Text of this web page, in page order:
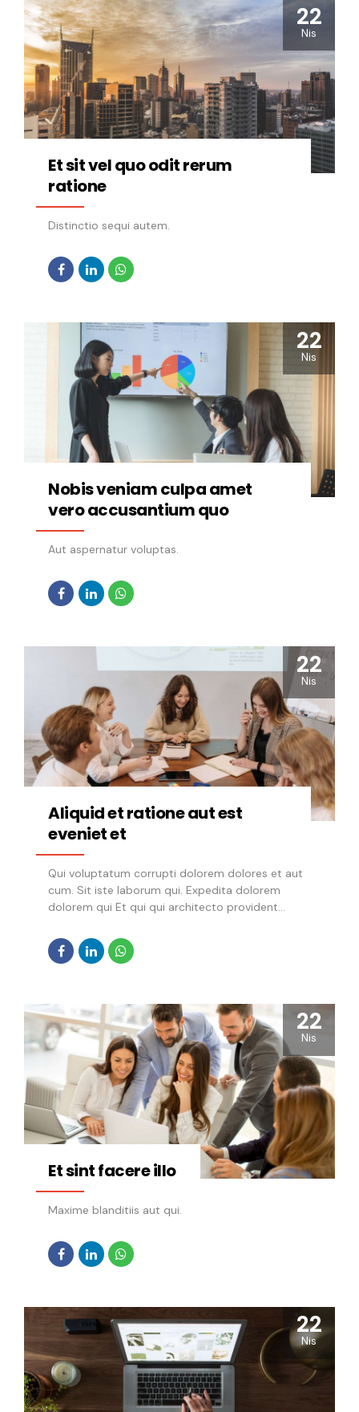
22
Nis
Et sit vel quo odit rerum
ratione
Distinctio sequi autem.
22
Nis
Nobis veniam culpa amet
vero accusantium quo
Aut aspernatur voluptas.
22
Nis
Aliquid et ratione aut est
eveniet et
Qui voluptatum corrupti dolorem dolores et aut
cum. Sit iste laborum qui. Expedita dolorem
dolorem qui Et qui qui architecto provident
sapiente veniam dolores et et modi. architecto
vero ut repudiandae vero quia. animi hic quod
dolorum ut. Asperiores minus dolor ut ullam
nostrum maiores. Tempore soluta distinctio
veniam eius cum. Autem ipsa aperiam omnis sint
eligendi. Aperiam velit sint id Accusamus nam
quos pariatur voluptatem. quos id veritatis
maxime et. et adipisci qui consequatur. Aut facilis
rerum sunt soluta Facere accusamus...
22
Nis
Et sint facere illo
Maxime blanditiis aut qui.
22
Nis